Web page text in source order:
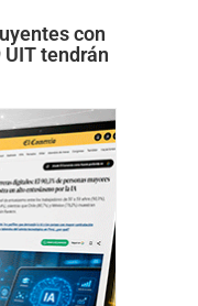
con
tendrán